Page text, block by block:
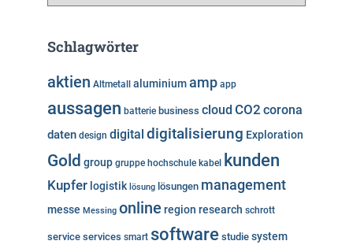
g
r
i
n
Schlagwörter
aktien Altmetall aluminiumamp app
aussagen batterie business cloud CO2 corona
daten design digital digitalisierung Exploration
Gold group gruppe hochschule kabel kunden
Kupfer logistik lösung lösungen management
messe Messing online region research schrott
service services smart software studie system